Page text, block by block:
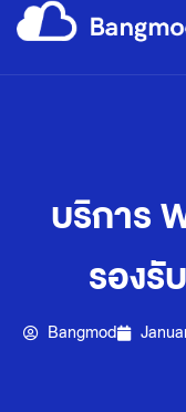
บริการ
รองรั
Bangmod